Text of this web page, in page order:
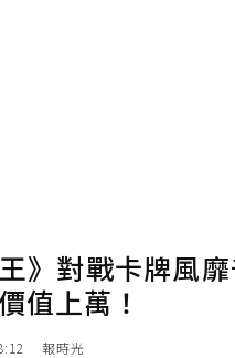
王》對戰卡牌風
值上萬！
報時光